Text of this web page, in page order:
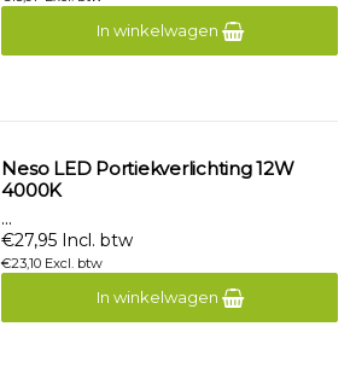
In winkelwagen
Neso LED Portiekverlichting 12W
4000K
...
€27,95 Incl. btw
€23,10 Excl. btw
In winkelwagen